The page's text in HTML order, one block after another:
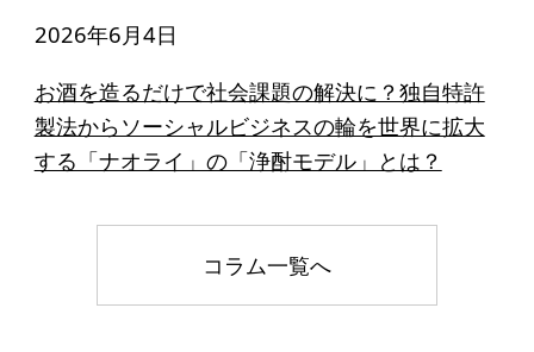
2026年6月4日
お酒を造るだけで社会課題の解決に？独自特許
製法からソーシャルビジネスの輪を世界に拡大
する「ナオライ」の「浄酎モデル」とは？
コラム一覧へ